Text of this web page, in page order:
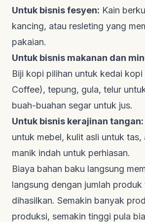
Untuk bisnis fesyen: Kain
kancing, atau resleting yang
pakaian.
Untuk bisnis makanan dan
Biji kopi pilihan untuk kedai
Coffee), tepung, gula, telur
buah-buahan segar untuk jus.
Untuk bisnis kerajinan tangan:
untuk mebel, kulit asli untuk tas,
manik indah untuk perhiasan.
Biaya bahan baku langsung
langsung dengan jumlah produk
dihasilkan. Semakin banyak
produksi, semakin tinggi pula